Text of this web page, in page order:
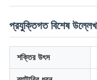
প্রযুক্তিগত বিশেষ উল্লেখ
শক্তির উৎস